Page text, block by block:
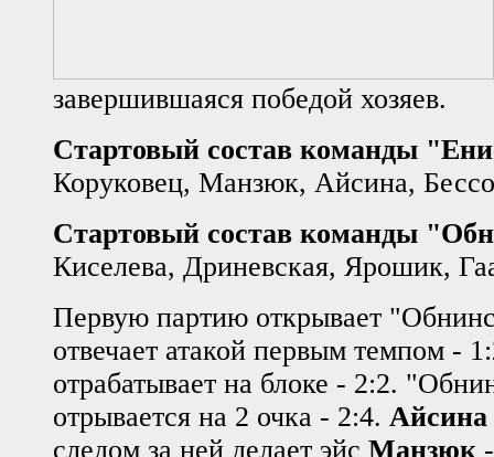
завершившаяся победой хозяев.
Стартовый состав команды
Коруковец, Манзюк, Айсина,
Стартовый состав команды
Киселева, Дриневская, Ярошик,
Первую партию открывает
отвечает атакой первым темпом -
отрабатывает на блоке - 2:2.
отрывается на 2 очка - 2:4. Айсина
следом за ней делает эйс Манзюк